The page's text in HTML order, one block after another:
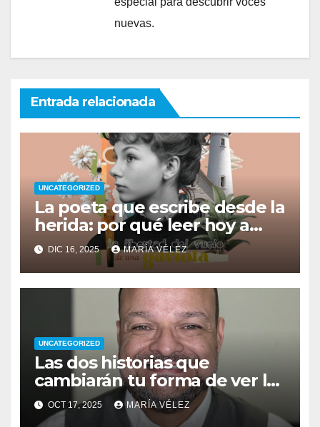
nuevas.
Entrada relacionada
UNCATEGORIZED
La poeta que escribe desde la
herida: por qué leer hoy a
Ana Vega y su Naturaleza
interior
DIC 16, 2025 MARÍA VÉLEZ
UNCATEGORIZED
Las dos historias que
cambiarán tu forma de ver la
vida: del pecado a la
superación
OCT 17, 2025 MARÍA VÉLEZ